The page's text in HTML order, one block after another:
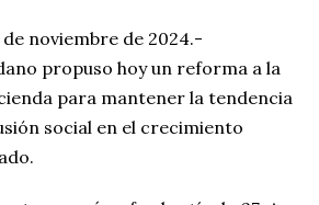
noviembre de 2024.-
propuso hoy un reforma a la
para mantener la tendencia
social en el crecimiento